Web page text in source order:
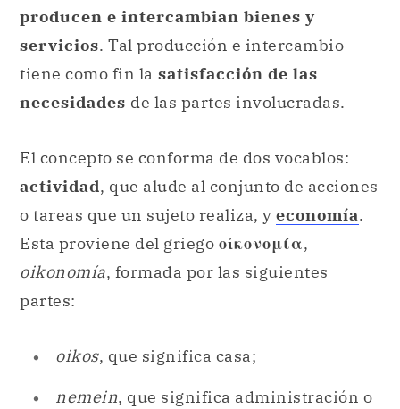
producen e intercambian bienes y
servicios. Tal producción e intercambio
tiene como fin la satisfacción de las
necesidades de las partes involucradas.
El concepto se conforma de dos vocablos:
actividad, que alude al conjunto de acciones
o tareas que un sujeto realiza, y economía.
Esta proviene del griego οἰκονομία,
oikonomía, formada por las siguientes
partes:
oikos, que significa casa;
nemein, que significa administración o